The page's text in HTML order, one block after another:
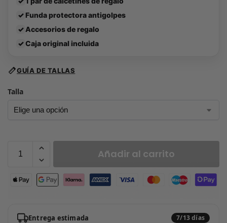
✓ Funda protectora antigolpes
✓ Accesorios de regalo
✓Caja original incluida
GUÍA DE TALLAS
Talla
Añadir al carrito
Entrega estimada 7/13 días